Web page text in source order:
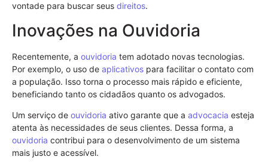
vontade para buscar seus direitos.
Inovações na Ouvidoria
Recentemente, a ouvidoria tem adotado novas tecnologias.
Por exemplo, o uso de aplicativos para facilitar o contato com
a população. Isso torna o processo mais rápido e eficiente,
beneficiando tanto os cidadãos quanto os advogados.
Um serviço de ouvidoria ativo garante que a advocacia esteja
atenta às necessidades de seus clientes. Dessa forma, a
ouvidoria contribui para o desenvolvimento de um sistema
mais justo e acessível.